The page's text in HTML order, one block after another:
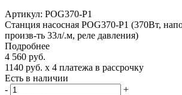
Артикул: POG370-P1
Станция насосная POG370-P1 (370Вт,
произв-ть 33л/.м, реле давления)
Подробнее
4 560 руб.
1140 руб. x 4 платежа в рассрочку
Есть в наличии
-
+